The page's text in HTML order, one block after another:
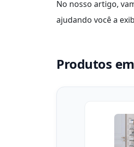
No nosso artigo,
ajudando você a
Produtos